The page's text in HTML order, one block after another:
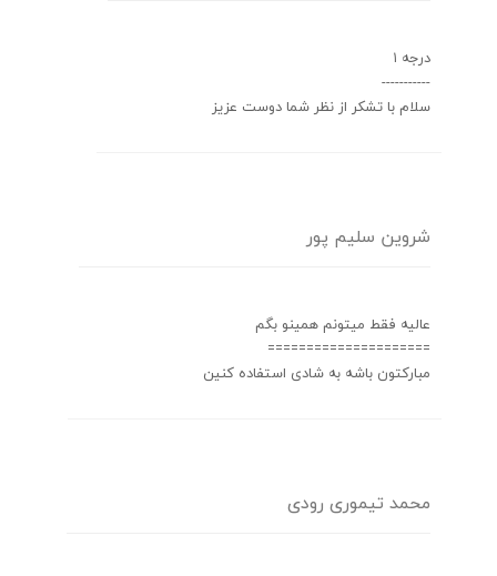
درجه ۱
-----------
سلام با تشکر از نظر شما دوست عزیز
شروین سلیم پور
عالیه فقط میتونم همینو بگم
=====================
مبارکتون باشه به شادی استفاده کنین
محمد تیموری رودی